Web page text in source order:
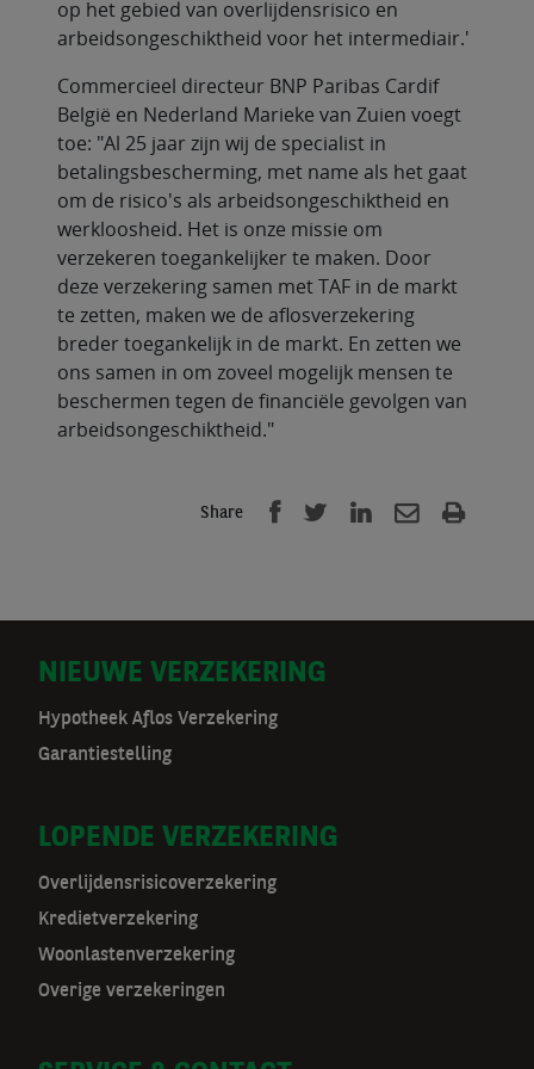
op het gebied van overlijdensrisico en
arbeidsongeschiktheid voor het intermediair.'
Commercieel directeur BNP Paribas Cardif
België en Nederland Marieke van Zuien voegt
toe: "Al 25 jaar zijn wij de specialist in
betalingsbescherming, met name als het gaat
om de risico's als arbeidsongeschiktheid en
werkloosheid. Het is onze missie om
verzekeren toegankelijker te maken. Door
deze verzekering samen met TAF in de markt
te zetten, maken we de aflosverzekering
breder toegankelijk in de markt. En zetten we
ons samen in om zoveel mogelijk mensen te
beschermen tegen de financiële gevolgen van
arbeidsongeschiktheid."
Share
D
o
r
m
a
t
a
NIEUWE VERZEKERING
Hypotheek Aflos Verzekering
Garantiestelling
LOPENDE VERZEKERING
Overlijdensrisicoverzekering
Kredietverzekering
Woonlastenverzekering
Overige verzekeringen